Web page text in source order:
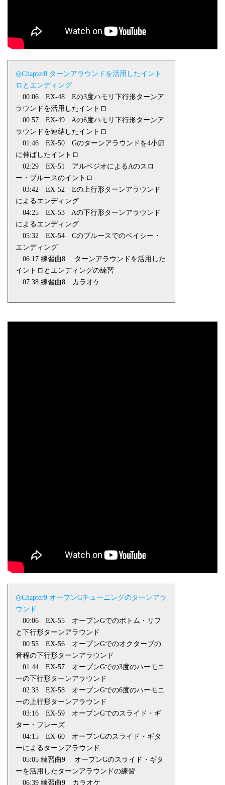
◎Chapter8 ターンアラウンドを活用したイント
ロとエンディング
00:06 EX-48 Eの3度ハモリ下行形ターンア
ラウンドを活用したイントロ
00:57 EX-49 Aの6度ハモリ下行形ターンア
ラウンドを連結したイントロ
01:46 EX-50 Gのターンアラウンドを4小節
に伸ばしたイントロ
02:29 EX-51 アルペジオによるAのスロ
ー・ブルースのイントロ
03:42 EX-52 Eの上行形ターンアラウンド
によるエンディング
04:25 EX-53 Aの下行形ターンアラウンド
によるエンディング
05:32 EX-54 Cのブルースでのベイシー・
エンディング
06:17 練習曲8 ターンアラウンドを活用した
イントロとエンディングの練習
07:38 練習曲8 カラオケ
◎Chapter9 オープンGチューニングのターンアラ
ウンド
00:06 EX-55 オープンGでのボトム・リフ
と下行形ターンアラウンド
00:55 EX-56 オープンGでのオクターブの
音程の下行形ターンアラウンド
01:44 EX-57 オープンGでの3度のハーモニ
ーの下行形ターンアラウンド
02:33 EX-58 オープンGでの6度のハーモニ
ーの上行形ターンアラウンド
03:16 EX-59 オープンGでのスライド・ギ
ター・フレーズ
04:15 EX-60 オープンGのスライド・ギタ
ーによるターンアラウンド
05:05 練習曲9 オープンGのスライド・ギタ
ーを活用したターンアラウンドの練習
06:39 練習曲9 カラオケ